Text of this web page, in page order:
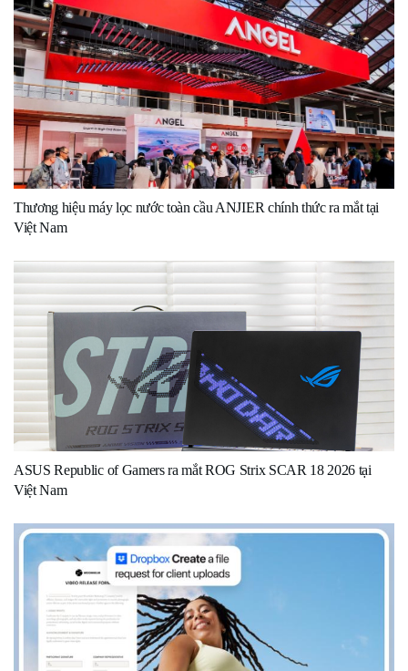
Thương hiệu máy lọc nước toàn cầu ANJIER chính thức ra mắt tại
Việt Nam
ASUS Republic of Gamers ra mắt ROG Strix SCAR 18 2026 tại
Việt Nam